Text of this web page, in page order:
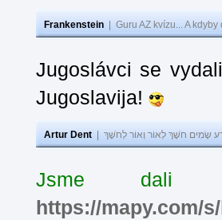
Frankenstein Guru AZ kvízu... A
Jugoslávci se
Jugoslavija!
Artur Dent שָׂמִים חֹשֶׁךְ לְאוֹר וְאוֹר לְחֹשֶׁךְ
Jsme dali
https://mapy.com/